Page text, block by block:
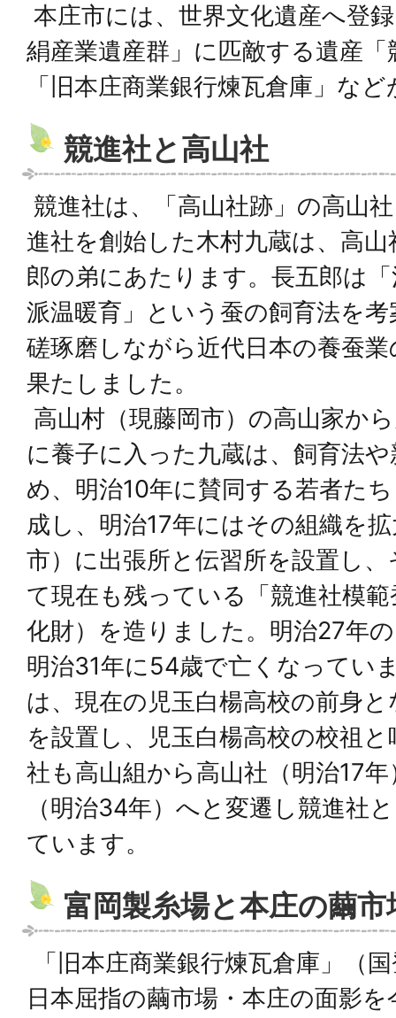
本庄市には、世界文化遺産へ登
絹産業遺産群」に匹敵する遺産
「旧本庄商業銀行煉瓦倉庫」な
競進社と高山社
競進社は、「高山社跡」の高山
進社を創始した木村九蔵は、高
郎の弟にあたります。長五郎は
派温暖育」という蚕の飼育法を
磋琢磨しながら近代日本の養蚕
果たしました。
高山村（現藤岡市）の高山家か
に養子に入った九蔵は、飼育法
め、明治10年に賛同する若者た
成し、明治17年にはその組織を
市）に出張所と伝習所を設置し
て現在も残っている「競進社模
化財）を造りました。明治27年
明治31年に54歳で亡くなってい
は、現在の児玉白楊高校の前身
を設置し、児玉白楊高校の校祖
社も高山組から高山社（明治17
（明治34年）へと変遷し競進社
ています。
富岡製糸場と本庄の繭市
「旧本庄商業銀行煉瓦倉庫」（
日本屈指の繭市場・本庄の面影